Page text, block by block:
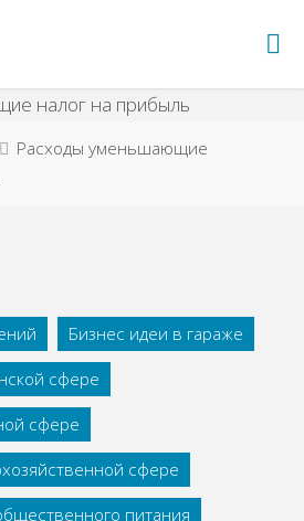
Расходы уменьшающие
Бизнес идеи в гараже
сфере
сфере
сфере
питания